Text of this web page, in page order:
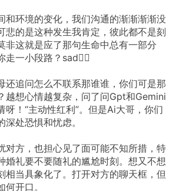
和环境的变化，我们沟通的渐渐渐渐没
悲的是这种发生我肯定，彼此都不是刻
非这就是应了那句生命中总有一部分
走一小段路？sad😮‍💨
还追问怎么不联系那谁谁，你们可是那
越想心情越复杂，问了问Gpt和Gemini
呀！“主动性红利”。但是Ai大哥，你们
深处恐惧和忧虑。
对方，也担心见了面可能不知所措，特
婚礼要不要随礼的尴尬时刻。想又不想
相当具象化了。打开对方的聊天框，但
开口。